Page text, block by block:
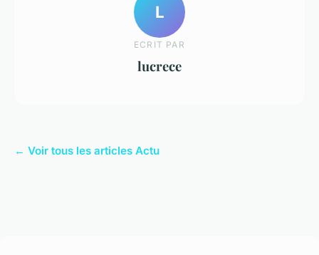
L
ECRIT PAR
lucrece
← Voir tous les articles Actu